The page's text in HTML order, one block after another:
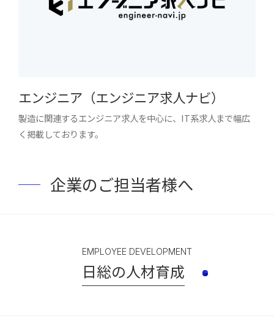
エンジニア（エンジニア求人ナビ）
製造に関連するエンジニア求人を中心に、IT系求人まで幅広
く掲載しております。
企業のご担当者様へ
EMPLOYEE DEVELOPMENT
日総の人材育成